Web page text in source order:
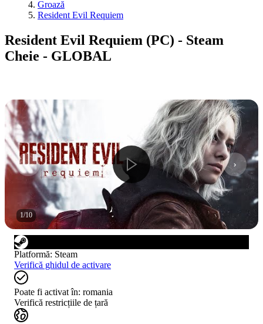
Groază
Resident Evil Requiem
Resident Evil Requiem (PC) - Steam
Cheie - GLOBAL
1/10
Platformă: Steam
Verifică ghidul de activare
Poate fi activat în: romania
Verifică restricțiile de țară